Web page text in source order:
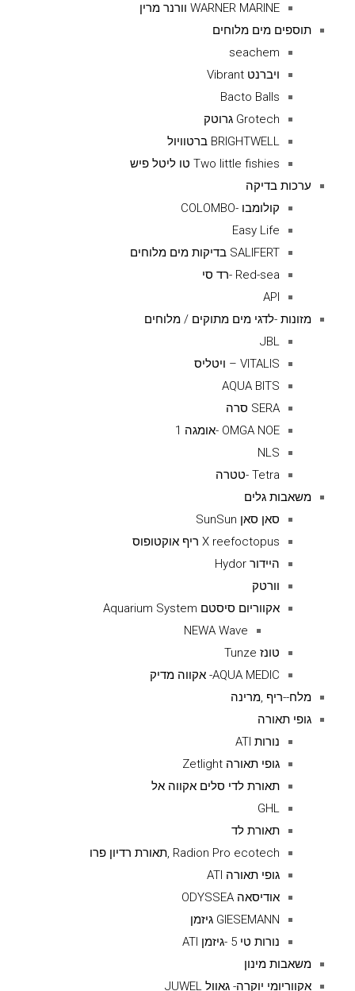
WARNER MARINE וורנר מרין
תוספים מים מלוחים
seachem
ויברנט Vibrant
Bacto Balls
Grotech גרוטק
BRIGHTWELL ברטוויול
Two little fishies טו ליטל פיש
ערכות בדיקה
קולומבו -COLOMBO
Easy Life
SALIFERT בדיקות מים מלוחים
Red-sea -רד סי
API
מזונות -לדגי מים מתוקים / מלוחים
JBL
VITALIS – ויטליס
AQUA BITS
SERA סרה
OMGA NOE -אומגה 1
NLS
Tetra -טטרה
משאבות גלים
סאן סאן SunSun
X reefoctopus ריף אוקטופוס
היידור Hydor
וורטק
אקווריום סיסטם Aquarium System
NEWA Wave
טונז Tunze
AQUA MEDIC- אקווה מדיק
מלח--ריף ,מרינה
גופי תאורה
נורות ATI
גופי תאורה Zetlight
תאורת לדי סלים אקווה אל
GHL
תאורת לד
Radion Pro ecotech ,תאורת רדיון פרו
גופי תאורה ATI
אודיסאה ODYSSEA
GIESEMANN גיזמן
נורות טי 5 -גיזמן ATI
משאבות מינון
אקווריומי יוקרה- גאוול JUWEL